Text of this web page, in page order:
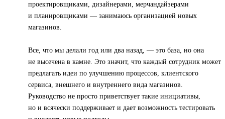
проектировщиками, дизайнерами, мерчандайзерами
и планировщиками — занимаюсь организацией новых
магазинов.
Все, что мы делали год или два назад, — это база, но она
не высечена в камне. Это значит, что каждый сотрудник может
предлагать идеи по улучшению процессов, клиентского
сервиса, внешнего и внутреннего вида магазинов.
Руководство не просто приветствует такие инициативы,
но и всячески поддерживает и дает возможность тестировать